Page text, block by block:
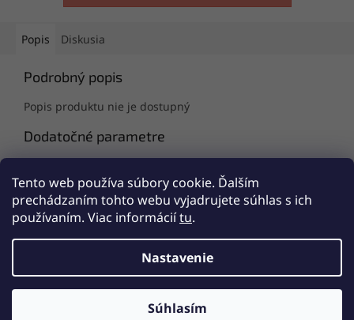
Tento web používa súbory cookie. Ďalším
prechádzaním tohto webu vyjadrujete súhlas s ich
používaním. Viac informáciítu.
Nastavenie
Súhlasím
Popis Diskusia
Podrobný popis
Popis produktu nie je dostupný
Dodatočné parametre
EAN
Zvoľte variant
Vytvoril Shoptet
SKARJA Slovakia. Všetky práva vyhradené.